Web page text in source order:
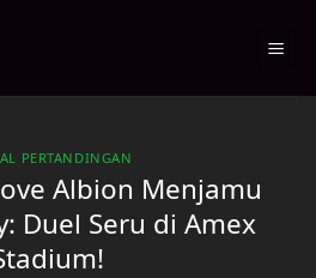
PERTANDINGAN
Albion Menjamu
Duel Seru di Amex